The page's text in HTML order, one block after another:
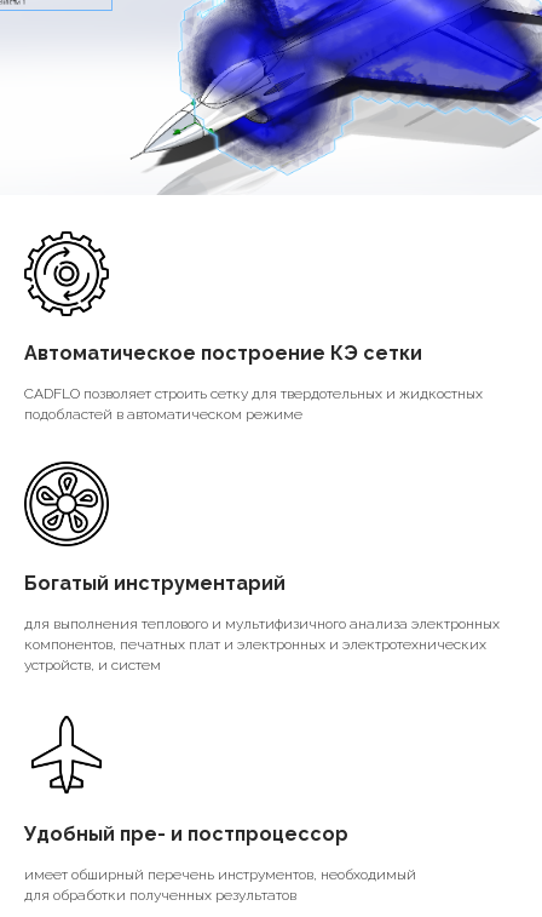
Автоматическое построение КЭ сетки
CADFLO позволяет строить сетку для твердотельных и жидкостных
подобластей в автоматическом режиме
Богатый инструментарий
для выполнения теплового и мультифизичного анализа электронных
компонентов, печатных плат и электронных и электротехнических
устройств, и систем
Удобный пре- и постпроцессор
имеет обширный перечень инструментов, необходимый
для обработки полученных результатов